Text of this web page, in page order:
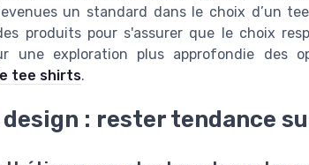
un standard dans le choix d’un
produits pour s'assurer que le choix
une exploration plus approfondie des
tee shirts.
: rester tendance